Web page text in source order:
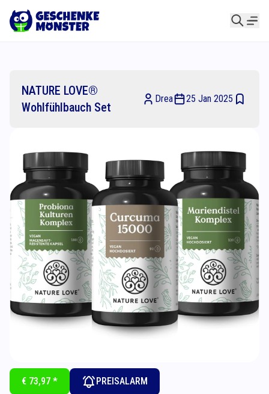
NATURE LOVE®
Wohlfühlbauch Set
Drea 25 Jan 2025
€ 73,97 * PREISALARM